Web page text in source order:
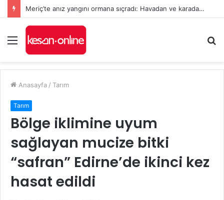
Meriç’te anız yangını ormana sıçradı: Havadan ve karadan müdahale sürüyor
Menü
...
Anasayfa / Tarım
Tarım
Bölge iklimine uyum
sağlayan mucize bitki
“safran” Edirne’de ikinci kez
hasat edildi